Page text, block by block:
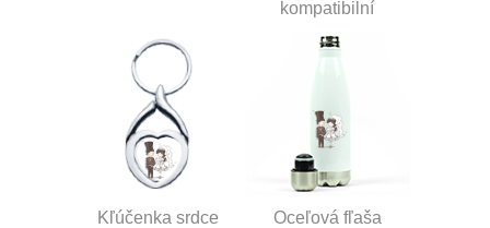
kompatibilní
Kľúčenka srdce Oceľová fľaša